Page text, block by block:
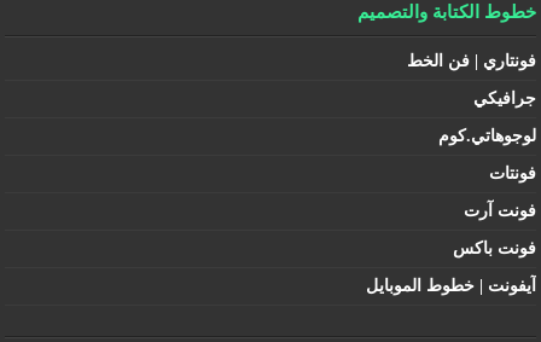
خطوط الكتابة والتصميم
فونتاري | فن الخط
جرافيكي
لوجوهاتي.كوم
فونتات
فونت آرت
فونت باكس
آيفونت | خطوط الموبايل